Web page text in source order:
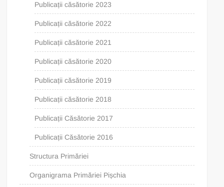
Publicații căsătorie 2023
Publicații căsătorie 2022
Publicații căsătorie 2021
Publicații căsătorie 2020
Publicații căsătorie 2019
Publicații căsătorie 2018
Publicații Căsătorie 2017
Publicații Căsătorie 2016
Structura Primăriei
Organigrama Primăriei Pișchia